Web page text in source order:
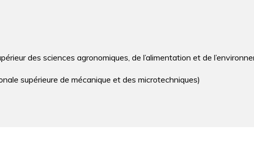
des sciences agronomiques, de l’alimentation et de
supérieure de mécanique et des microtechniques)